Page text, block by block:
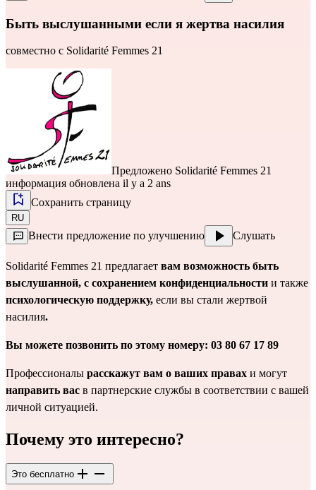
Быть выслушанными если я жертва насилия
совместно с Solidarité Femmes 21
Предложено Solidarité Femmes 21
информация обновлена il y a 2 ans
Сохранить страницу
RU
Внести предложение по улучшению Слушать
Solidarité Femmes 21 предлагает вам возможность быть
выслушанной, с сохранением конфиденциальности
психологическую поддержку, если вы стали жертвой
насилия.
Вы можете позвонить по этому номеру: 03 80 67 17 89
Профессионалы расскажут вам о ваших правах
направить вас в партнерские службы в соответствии с вашей
личной ситуацией.
Почему это интересно?
Это бесплатно